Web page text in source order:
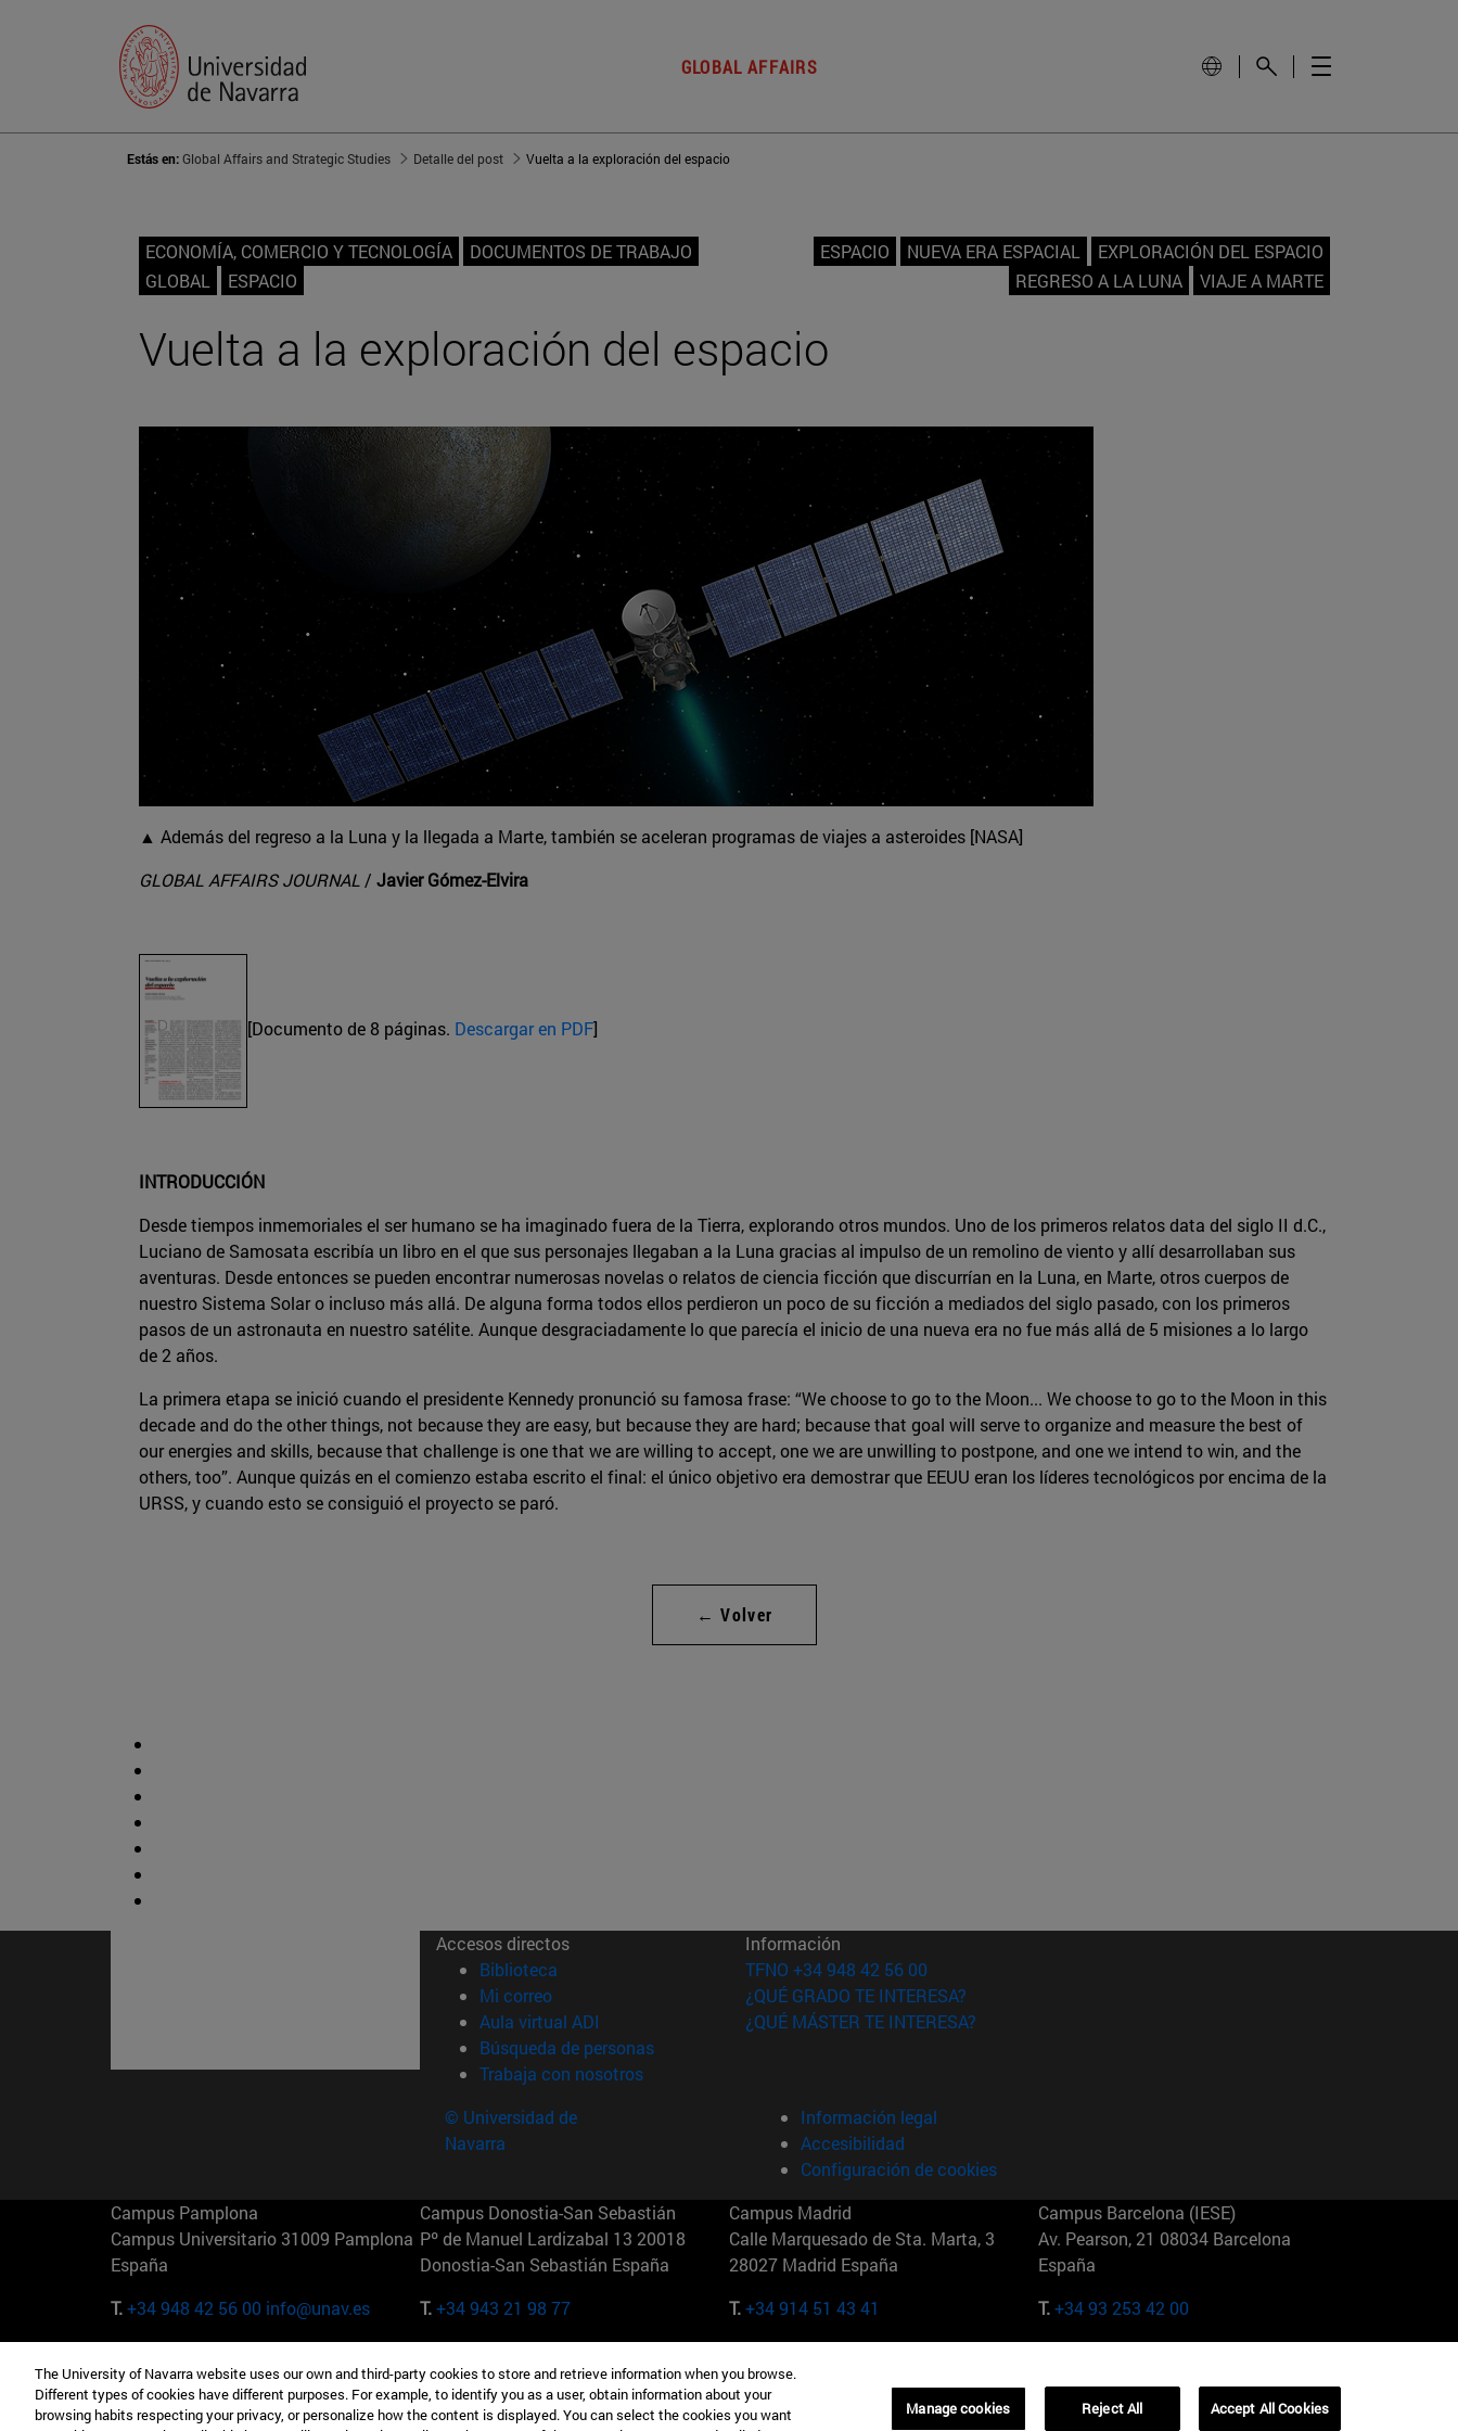
GLOBAL AFFAIRS
Estás en:Global Affairs and Strategic Studies Detalle del post Vuelta a la exploración del espacio
ECONOMÍA, COMERCIO Y TECNOLOGÍA
DOCUMENTOS DE TRABAJO
GLOBAL
ESPACIO
ESPACIO NUEVA ERA ESPACIAL
EXPLORACIÓN DEL ESPACIO
REGRESO A LA LUNA
VIAJE A MARTE
Vuelta a la exploración del espacio
▲ Además del regreso a la Luna y la llegada a Marte, también se aceleran programas de viajes a asteroides [NASA]
GLOBAL AFFAIRS JOURNAL / Javier Gómez-Elvira
[Documento de 8 páginas. Descargar en PDF]
INTRODUCCIÓN
Desde tiempos inmemoriales el ser humano se ha imaginado fuera de la Tierra, explorando otros mundos. Uno de los primeros relatos data del siglo II d.C.,
Luciano de Samosata escribía un libro en el que sus personajes llegaban a la Luna gracias al impulso de un remolino de viento y allí desarrollaban sus
aventuras. Desde entonces se pueden encontrar numerosas novelas o relatos de ciencia ficción que discurrían en la Luna, en Marte, otros cuerpos de
nuestro Sistema Solar o incluso más allá. De alguna forma todos ellos perdieron un poco de su ficción a mediados del siglo pasado, con los primeros
pasos de un astronauta en nuestro satélite. Aunque desgraciadamente lo que parecía el inicio de una nueva era no fue más allá de 5 misiones a lo largo
de 2 años.
La primera etapa se inició cuando el presidente Kennedy pronunció su famosa frase: “We choose to go to the Moon... We choose to go to the Moon in this
decade and do the other things, not because they are easy, but because they are hard; because that goal will serve to organize and measure the best of
our energies and skills, because that challenge is one that we are willing to accept, one we are unwilling to postpone, and one we intend to win, and the
others, too”. Aunque quizás en el comienzo estaba escrito el final: el único objetivo era demostrar que EEUU eran los líderes tecnológicos por encima de la
URSS, y cuando esto se consiguió el proyecto se paró.
← Volver
Accesos directos
Biblioteca (abre en nueva ventana)
Mi correo(abre en nueva ventana)
Aula virtual ADI (abre en nueva ventana)
Búsqueda de personas(abre en nueva ventana)
Trabaja con nosotros(abre en nueva ventana)
Información
TFNO +34 948 42 56 00
¿QUÉ GRADO TE INTERESA?
¿QUÉ MÁSTER TE INTERESA?
© Universidad de
Navarra
Información legal
Accesibilidad
Configuración de cookies
Campus Pamplona
Campus Universitario 31009 Pamplona
España
T.+34 948 42 56 00 info@unav.es
Campus Donostia-San Sebastián
Pº de Manuel Lardizabal 13 20018
Donostia-San Sebastián España
T.+34 943 21 98 77
Campus Madrid
Calle Marquesado de Sta. Marta, 3
28027 Madrid España
T.+34 914 51 43 41
Campus Barcelona (IESE)
Av. Pearson, 21 08034 Barcelona
España
T.+34 93 253 42 00
Camino del Cerro Águila 3 28023
Madrid España
165 W 57th St 10019-2201 Nueva York
EE.UU
Maria-Theresia-Straße 15 81675
Múnich Alemania
01321001 Bela Vista Brasil
The University of Navarra website uses our own and third-party cookies to store and retrieve information when you browse.
Different types of cookies have different purposes. For example, to identify you as a user, obtain information about your
browsing habits respecting your privacy, or personalize how the content is displayed. You can select the cookies you want
Manage cookies Reject All Accept All Cookies